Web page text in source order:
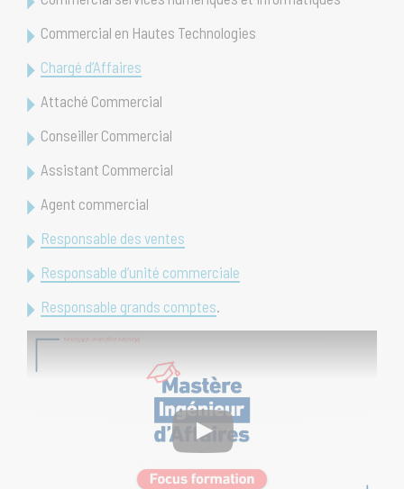
Commercial en Hautes Technologies
Chargé d’Affaires
Attaché Commercial
Conseiller Commercial
Assistant Commercial
Agent commercial
Responsable des ventes
Responsable d’unité commerciale
Responsable grands comptes